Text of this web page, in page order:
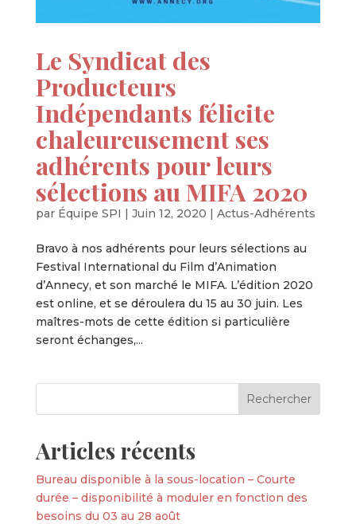
Le Syndicat des
Producteurs
Indépendants félicite
chaleureusement ses
adhérents pour leurs
sélections au MIFA 2020
par Équipe SPI | Juin 12, 2020 | Actus-Adhérents
Bravo à nos adhérents pour leurs sélections au
Festival International du Film d’Animation
d’Annecy, et son marché le MIFA. L’édition 2020
est online, et se déroulera du 15 au 30 juin. Les
maîtres-mots de cette édition si particulière
seront échanges,...
Articles récents
Bureau disponible à la sous-location – Courte
durée – disponibilité à moduler en fonction des
besoins du 03 au 28 août